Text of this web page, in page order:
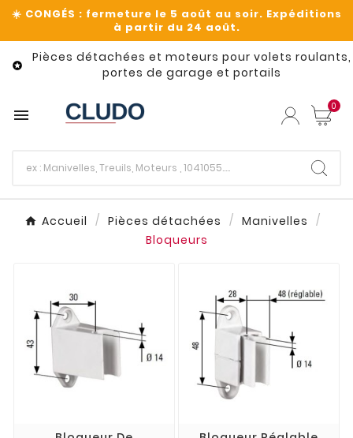

Pièces détachées et moteurs pour volets roulants,
portes de garage et portails
 0
Accueil Pièces détachées
Manivelles
Bloqueurs